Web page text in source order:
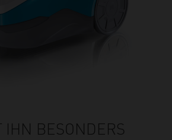
IHN BESONDERS